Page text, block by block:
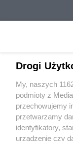
Wydawca mediów
Drogi
My, naszych
podmioty z
przechowujemy
przetwarzamy
identyfikatory,
urządzenie czy